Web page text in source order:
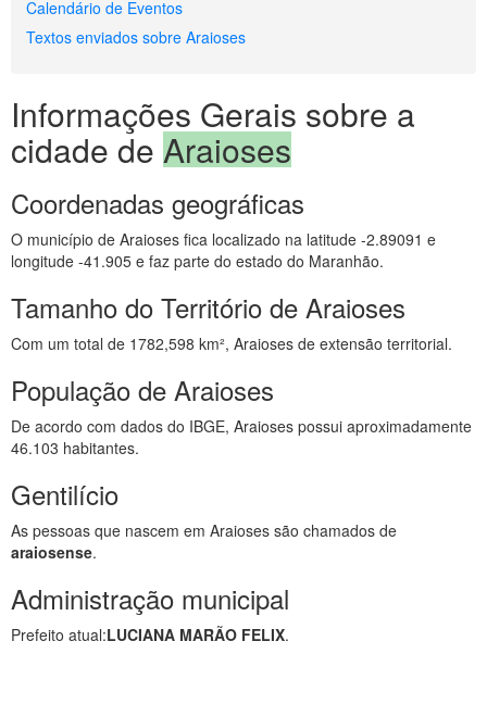
Calendário de Eventos
Textos enviados sobre Araioses
Informações Gerais sobre a
cidade de Araioses
Coordenadas geográficas
O município de Araioses fica localizado na latitude -2.89091 e
longitude -41.905 e faz parte do estado do Maranhão.
Tamanho do Território de Araioses
Com um total de 1782,598 km², Araioses de extensão territorial.
População de Araioses
De acordo com dados do IBGE, Araioses possui aproximadamente
46.103 habitantes.
Gentilício
As pessoas que nascem em Araioses são chamados de
araiosense.
Administração municipal
Prefeito atual:LUCIANA MARÃO FELIX.